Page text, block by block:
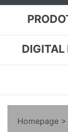
DIGITAL
Homepage